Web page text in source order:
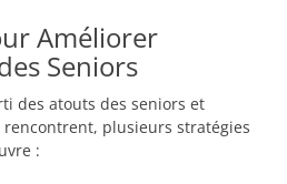
Améliorer
Seniors
des atouts des seniors et
rencontrent, plusieurs stratégies
: